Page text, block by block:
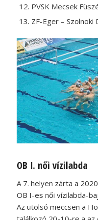
PVSK Mecsek
ZF-Eger – Szolnoki
OB I. női vízilabda
A 7. helyen zárta a
OB I-es női vízilabda-
Az utolsó meccsen a